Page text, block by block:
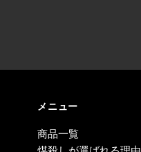
メニュー
商品一覧